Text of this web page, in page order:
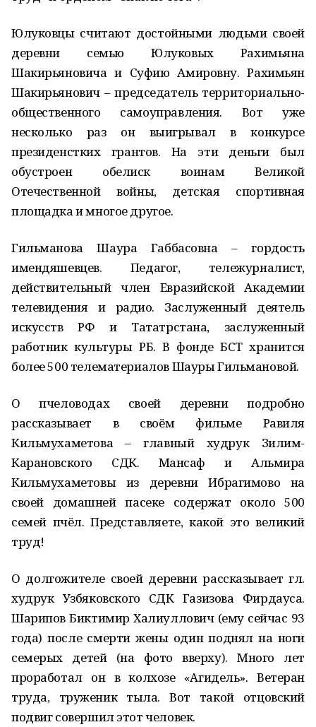
Юлуковцы считают достойными людьми своей
деревни семью Юлуковых Рахимьяна
Шакирьяновича и Суфию Амировну. Рахимьян
Шакирьянович – председатель территориально-
общественного самоуправления. Вот уже
несколько раз он выигрывал в конкурсе
президенстких грантов. На эти деньги был
обустроен обелиск воинам Великой
Отечественной войны, детская спортивная
площадка и многое другое.
Гильманова Шаура Габбасовна – гордость
имендяшевцев. Педагог, тележурналист,
действительный член Евразийской Академии
телевидения и радио. Заслуженный деятель
искусств РФ и Тататрстана, заслуженный
работник культуры РБ. В фонде БСТ хранится
более 500 телематериалов Шауры Гильмановой.
О пчеловодах своей деревни подробно
рассказывает в своём фильме Равиля
Кильмухаметова – главный худрук Зилим-
Карановского СДК. Мансаф и Альмира
Кильмухаметовы из деревни Ибрагимово на
своей домашней пасеке содержат около 500
семей пчёл. Представляете, какой это великий
труд!
О долгожителе своей деревни рассказывает гл.
худрук Узбяковского СДК Газизова Фирдауса.
Шарипов Биктимир Халиуллович (ему сейчас 93
года) после смерти жены один поднял на ноги
семерых детей (на фото вверху). Много лет
проработал он в колхозе «Агидель». Ветеран
труда, труженик тыла. Вот такой отцовский
подвиг совершил этот человек.